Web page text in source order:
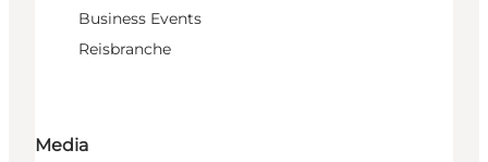
Business Events
Reisbranche
Media